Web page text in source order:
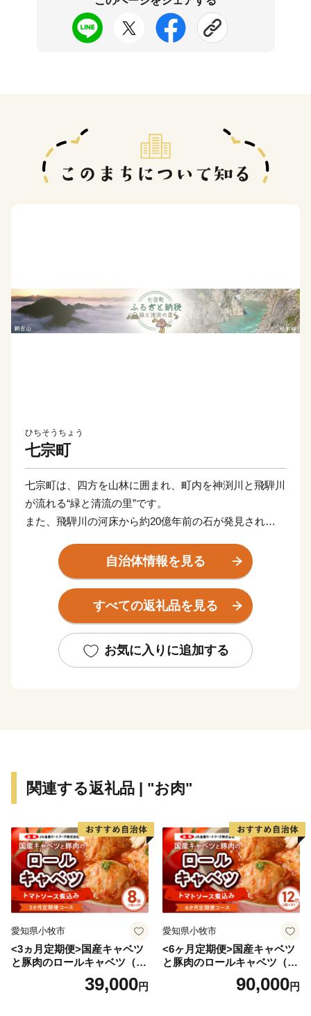
ひちそうちょう
七宗町
七宗町は、四方を山林に囲まれ、町内を神渕川と飛騨川
が流れる“緑と清流の里”です。
また、飛騨川の河床から約20億年前の石が発見され
飛騨木曽川国定公園に指定されている「飛水峡」は、岩
と水とのダイナミックな景観が楽しめる観光スポットで
た「飛水峡の甌穴群」は、国の天然記念物にも指定され
ています。
自治体情報を見る
すべての返礼品を見る
お気に入りに追加する
関連する返礼品 | "お肉"
愛知県小牧市
<3ヵ月定期便>国産キャベツ
と豚肉のロールキャベツ（4P
39,000円
愛知県小牧市
<6ヶ月定期便>国産キャベツ
と豚肉のロールキャベツ（6P
90,000円